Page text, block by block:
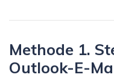
Methode 1.
Outlook-E-